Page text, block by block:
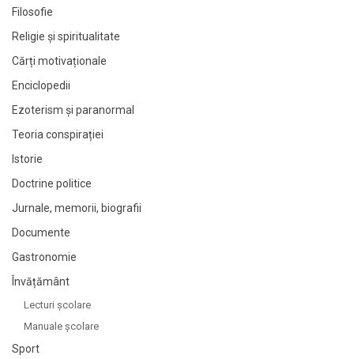
Filosofie
Religie și spiritualitate
Cărți motivaționale
Enciclopedii
Ezoterism și paranormal
Teoria conspirației
Istorie
Doctrine politice
Jurnale, memorii, biografii
Documente
Gastronomie
Învățământ
Lecturi şcolare
Manuale şcolare
Sport